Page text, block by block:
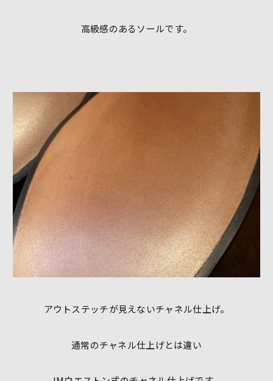
高級感のあるソールです。
アウトステッチが見えないチャネル仕上げ。
通常のチャネル仕上げとは違い